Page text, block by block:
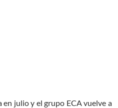
julio y el grupo ECA vuelve a